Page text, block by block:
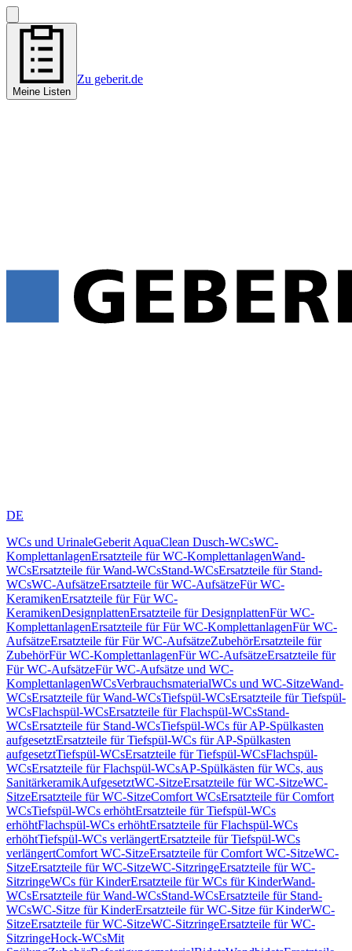
Meine Listen
Zu geberit.de
DE
WCs und UrinaleGeberit AquaClean Dusch-WCsWC-
KomplettanlagenErsatzteile für WC-KomplettanlagenWand-
WCsErsatzteile für Wand-WCsStand-WCsErsatzteile für Stand-
WCsWC-AufsätzeErsatzteile für WC-AufsätzeFür WC-
KeramikenErsatzteile für Für WC-
KeramikenDesignplattenErsatzteile für DesignplattenFür WC-
KomplettanlagenErsatzteile für Für WC-KomplettanlagenFür WC-
AufsätzeErsatzteile für Für WC-AufsätzeZubehörErsatzteile für
ZubehörFür WC-KomplettanlagenFür WC-AufsätzeErsatzteile für
Für WC-AufsätzeFür WC-Aufsätze und WC-
KomplettanlagenWCsVerbrauchsmaterialWCs und WC-SitzeWand-
WCsErsatzteile für Wand-WCsTiefspül-WCsErsatzteile für Tiefspül-
WCsFlachspül-WCsErsatzteile für Flachspül-WCsStand-
WCsErsatzteile für Stand-WCsTiefspül-WCs für AP-Spülkasten
aufgesetztErsatzteile für Tiefspül-WCs für AP-Spülkasten
aufgesetztTiefspül-WCsErsatzteile für Tiefspül-WCsFlachspül-
WCsErsatzteile für Flachspül-WCsAP-Spülkästen für WCs, aus
SanitärkeramikAufgesetztWC-SitzeErsatzteile für WC-SitzeWC-
SitzeErsatzteile für WC-SitzeComfort WCsErsatzteile für Comfort
WCsTiefspül-WCs erhöhtErsatzteile für Tiefspül-WCs
erhöhtFlachspül-WCs erhöhtErsatzteile für Flachspül-WCs
erhöhtTiefspül-WCs verlängertErsatzteile für Tiefspül-WCs
verlängertComfort WC-SitzeErsatzteile für Comfort WC-SitzeWC-
SitzeErsatzteile für WC-SitzeWC-SitzringeErsatzteile für WC-
SitzringeWCs für KinderErsatzteile für WCs für KinderWand-
WCsErsatzteile für Wand-WCsStand-WCsErsatzteile für Stand-
WCsWC-Sitze für KinderErsatzteile für WC-Sitze für KinderWC-
SitzeErsatzteile für WC-SitzeWC-SitzringeErsatzteile für WC-
SitzringeHock-WCsMit